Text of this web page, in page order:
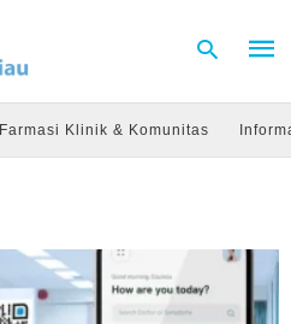
and
hit
Farmasi Klinik & Komunitas